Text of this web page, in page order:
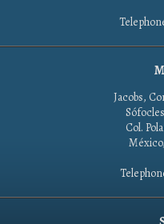
Jacobs,
Col.
México,